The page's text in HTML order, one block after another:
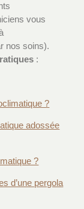
vous
nos soins).
:
?
adossée
?
d’une pergola